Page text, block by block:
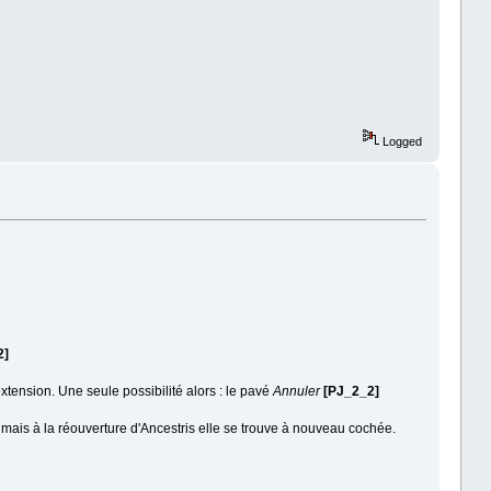
Logged
Une seule possibilité alors : le pavéAnnuler [PJ_2_2]
à la réouverture d'Ancestris elle se trouve à nouveau cochée.